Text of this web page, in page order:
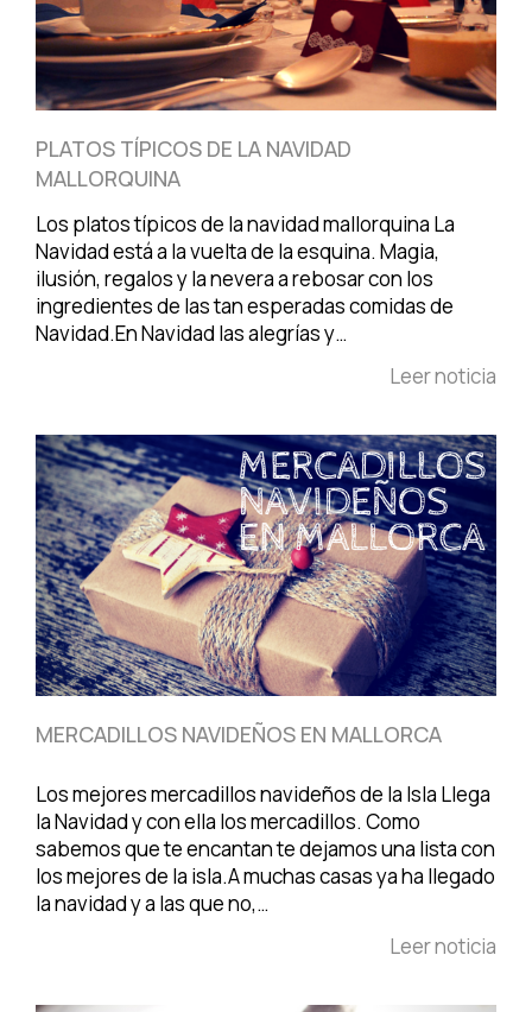
PLATOS TÍPICOS DE LA NAVIDAD
MALLORQUINA
Los platos típicos de la navidad mallorquina La
Navidad está a la vuelta de la esquina. Magia,
ilusión, regalos y la nevera a rebosar con los
ingredientes de las tan esperadas comidas de
Navidad.En Navidad las alegrías y…
Leer noticia
MERCADILLOS NAVIDEÑOS EN MALLORCA
Los mejores mercadillos navideños de la Isla Llega
la Navidad y con ella los mercadillos. Como
sabemos que te encantan te dejamos una lista con
los mejores de la isla.A muchas casas ya ha llegado
la navidad y a las que no,…
Leer noticia